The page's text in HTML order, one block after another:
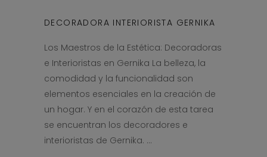
DECORADORA INTERIORISTA GERNIKA
Los Maestros de la Estética: Decoradoras
e Interioristas en Gernika La belleza, la
comodidad y la funcionalidad son
elementos esenciales en la creación de
un hogar. Y en el corazón de esta tarea
se encuentran los decoradores e
interioristas de Gernika.